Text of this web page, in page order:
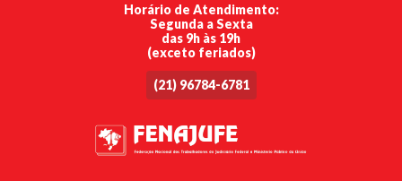
Horário de Atendimento:
Segunda a Sexta
das 9h às 19h
(exceto feriados)
(21) 96784-6781